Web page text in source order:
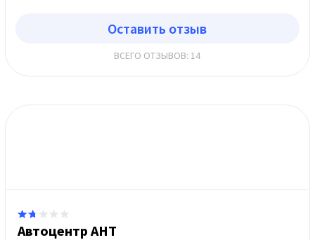
Оставить отзыв
ВСЕГО ОТЗЫВОВ: 14
Автоцентр АНТ